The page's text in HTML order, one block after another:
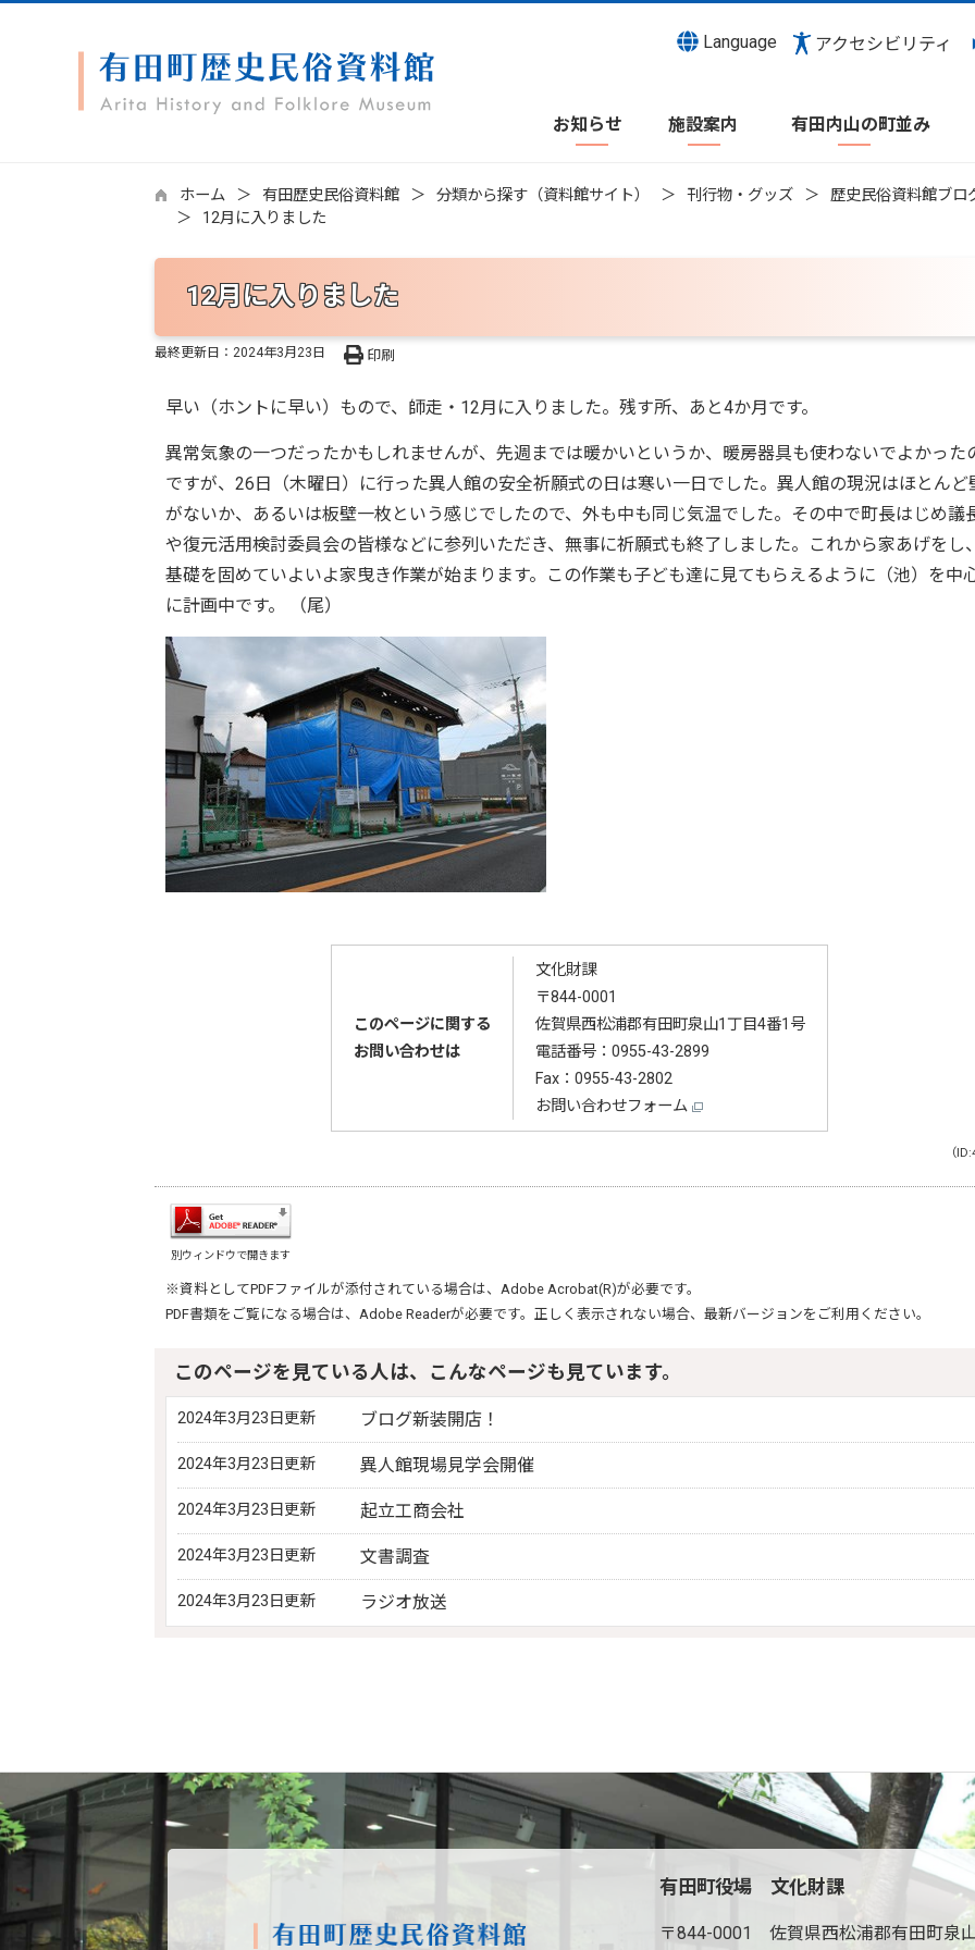
Language アクセシビリティ
お知らせ 施設案内 有田内山の町並み
ホーム 有田歴史民俗資料館 分類から探す（資料館サイト） 刊行物・グッズ
歴史民俗資料館ブロ
12月に入りました
12月に入りました
最終更新日： 2024年3月23日 印刷
早い（ホントに早い）もので、師走・12月に入りました。残す所、あと4か月です。
異常気象の一つだったかもしれませんが、先週までは暖かいというか、暖房器具も使わないでよかった
ですが、26日（木曜日）に行った異人館の安全祈願式の日は寒い一日でした。異人館の現況はほとんど
がないか、あるいは板壁一枚という感じでしたので、外も中も同じ気温でした。その中で町長はじめ議
や復元活用検討委員会の皆様などに参列いただき、無事に祈願式も終了しました。これから家あげをし
基礎を固めていよいよ家曳き作業が始まります。この作業も子ども達に見てもらえるように（池）を中
に計画中です。 （尾）
このページに関する
お問い合わせは
文化財課
〒844-0001
佐賀県西松浦郡有田町泉山1丁目4番1号
電話番号： 0955-43-2899
Fax：0955-43-2802
お問い合わせフォーム
（
別ウィンドウで開きます
※資料としてPDFファイルが添付されている場合は、 Adobe Acrobat(R)が必要です。
PDF書類をご覧になる場合は、 Adobe Readerが必要です。正しく表示されない場合、最新バージョンをご利用ください。
このページを見ている人は、こんなページも見ています。
2024年3月23日更新 ブログ新装開店！
2024年3月23日更新 異人館現場見学会開催
2024年3月23日更新 起立工商会社
2024年3月23日更新 文書調査
2024年3月23日更新 ラジオ放送
有田町役場 文化財課
〒844-0001 佐賀県西松浦郡有田町泉